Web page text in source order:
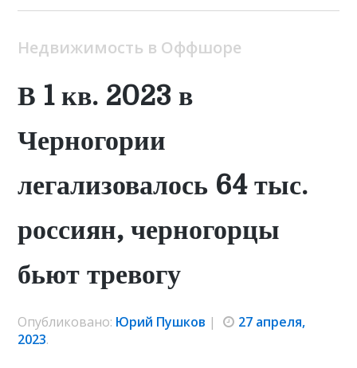
Недвижимость в Оффшоре
В 1 кв. 2023 в
Черногории
легализовалось 64 тыс.
россиян, черногорцы
бьют тревогу
Опубликовано: Юрий Пушков |
27 апреля,
2023.